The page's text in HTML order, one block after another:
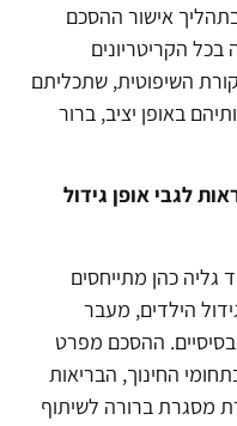
אישור ההסכם
הקריטריונים
השיפוטית, שתכליתם
באופן יציב, ברור
לגבי אופן גידול
גליה כהן מתייחסים
הילדים, מעבר
ההסכם מפרט
החינוך, הבריאות
מסגרת ברורה לשיתוף